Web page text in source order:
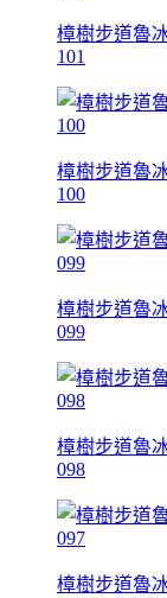
樟樹步道魯
101
樟樹步道魯
100
樟樹步道魯
099
樟樹步道魯
098
樟樹步道魯